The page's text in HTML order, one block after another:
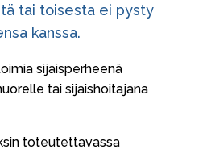
tai toisesta ei pysty
kanssa.
sijaisperheenä
tai sijaishoitajana
toteutettavassa